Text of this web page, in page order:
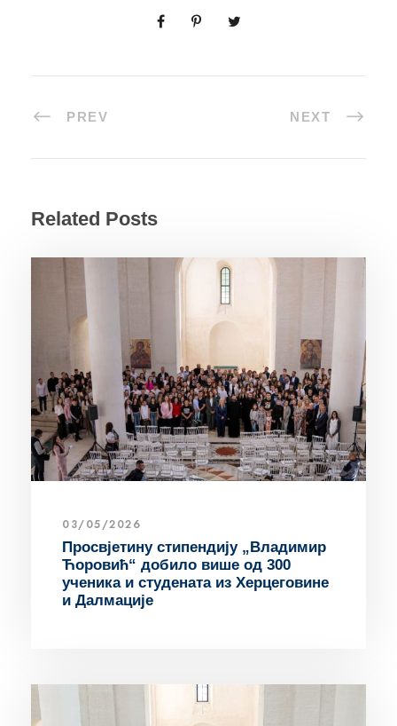
PREV NEXT
Related Posts
03/05/2026
Просвјетину стипендију „Владимир
Ћоровић“ добило више од 300
ученика и студената из Херцеговине
и Далмације